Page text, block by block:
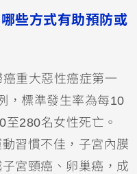
些方式有助預防或
重大惡性癌症第一
，標準發生率為每10
280名女性死亡。
習慣不佳，子宮內膜
宮頸癌、卵巢癌，成